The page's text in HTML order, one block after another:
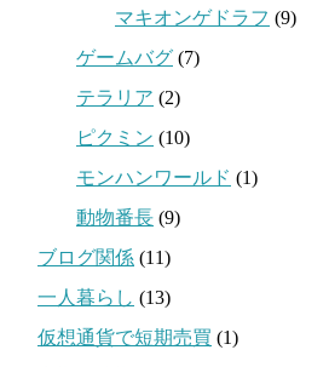
マキオンゲドラフ (9)
ゲームバグ (7)
テラリア (2)
ピクミン (10)
モンハンワールド (1)
動物番長 (9)
ブログ関係 (11)
一人暮らし (13)
仮想通貨で短期売買 (1)